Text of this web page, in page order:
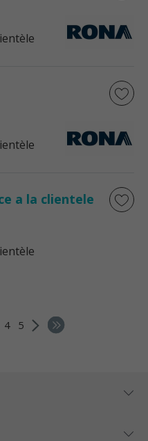
a la clientele
4 5